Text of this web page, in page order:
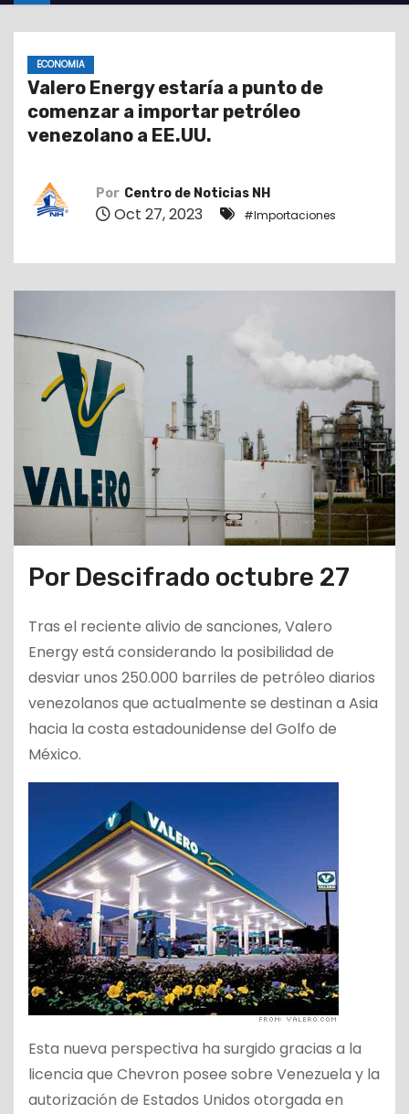
o
ECONOMIA
Valero Energy estaría a punto de
comenzar a importar petróleo
venezolano a EE.UU.
Por Centro de Noticias NH
Oct 27, 2023 #Importaciones
Por Descifrado octubre 27
Tras el reciente alivio de sanciones, Valero
Energy está considerando la posibilidad de
desviar unos 250.000 barriles de petróleo diarios
venezolanos que actualmente se destinan a Asia
hacia la costa estadounidense del Golfo de
México.
Esta nueva perspectiva ha surgido gracias a la
licencia que Chevron posee sobre Venezuela y la
autorización de Estados Unidos otorgada en